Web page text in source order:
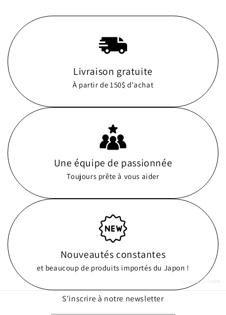
Livraison gratuite
À partir de 150$ d'achat
Une équipe de passionnée
Toujours prête à vous aider
Nouveautés constantes
et beaucoup de produits importés du Japon !
powered by
S'inscrire à notre newsletter